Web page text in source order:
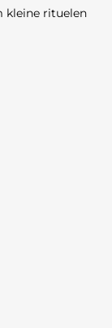
kleine rituelen